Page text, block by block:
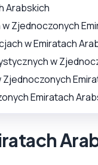
Arabskich
Zjednoczonych
w Emiratach
w
Emiratach